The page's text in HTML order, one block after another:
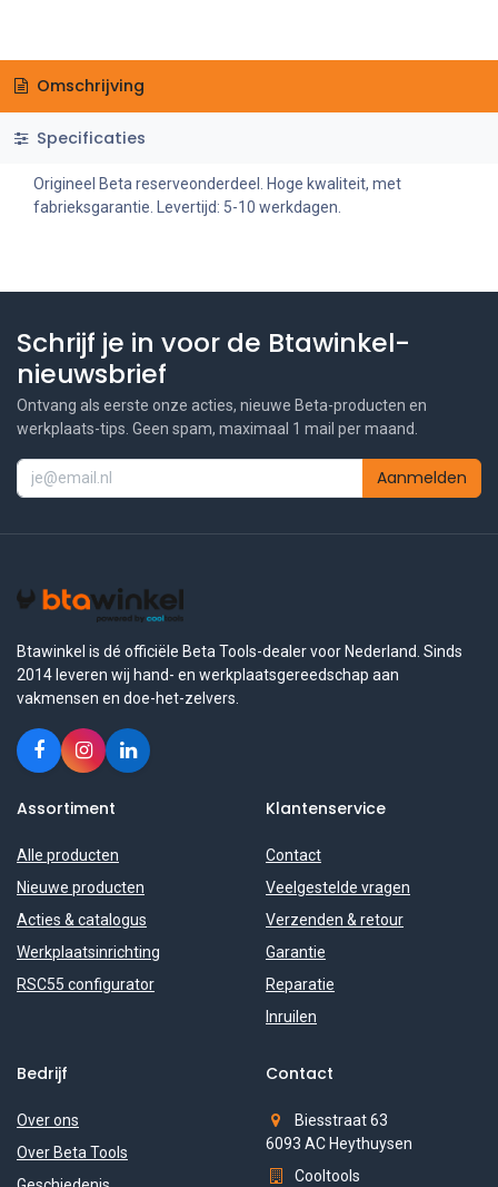
Omschrijving
Specificaties
Origineel Beta reserveonderdeel. Hoge kwaliteit, met
fabrieksgarantie. Levertijd: 5-10 werkdagen.
Schrijf je in voor de Btawinkel-
nieuwsbrief
Ontvang als eerste onze acties, nieuwe Beta-producten en
werkplaats-tips. Geen spam, maximaal 1 mail per maand.
Aanmelden
Btawinkel is dé officiële Beta Tools-dealer voor Nederland. Sinds
2014 leveren wij hand- en werkplaatsgereedschap aan
vakmensen en doe-het-zelvers.
Assortiment
Alle producten
Nieuwe producten
Acties & catalogus
Werkplaatsinrichting
RSC55 configurator
Klantenservice
Contact
Veelgestelde vragen
Verzenden & retour
Garantie
Reparatie
Inruilen
Bedrijf
Over ons
Over Beta Tools
Contact
Biesstraat 63
6093 AC Heythuysen
Cooltools